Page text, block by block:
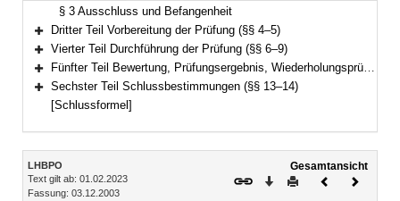
§ 3 Ausschluss und Befangenheit
Bereich erweitern
Dritter Teil Vorbereitung der Prüfung (§§ 4–5)
Bereich erweitern
Vierter Teil Durchführung der Prüfung (§§ 6–9)
Bereich erweitern
Fünfter Teil Bewertung, Prüfungsergebnis, Wiederholungsprüfung (§§ 10–12)
Bereich erweitern
Sechster Teil Schlussbestimmungen (§§ 13–14)
[Schlussformel]
Inhalt
LHBPO
Text gilt ab: 01.02.2023
Fassung: 03.12.2003
Gesamtansicht
Download
DruckenVorheriges